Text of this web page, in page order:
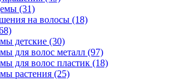
(31)
на волосы (18)
детские (30)
для волос металл (97)
для волос пластик (18)
растения (25)